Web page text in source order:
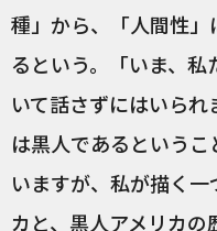
種」から、「人間性
るという。「いま、
いて話さずにはいら
は黒人であるという
いますが、私が描く一
カと、黒人アメリカ